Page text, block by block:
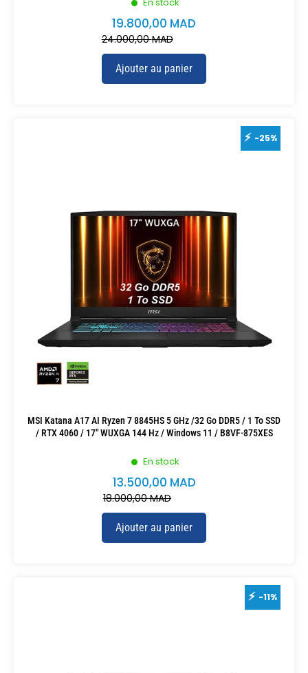
24.000,00MAD
19.800,00 MAD
Ajouter au panier
-25%
En stock
MSI Katana A17 AI Ryzen 7 8845HS 5 GHz /32 Go DDR5 / 1 To SSD
/ RTX 4060 / 17″ WUXGA 144 Hz / Windows 11 / B8VF-875XES
18.000,00MAD
13.500,00 MAD
Ajouter au panier
-11%